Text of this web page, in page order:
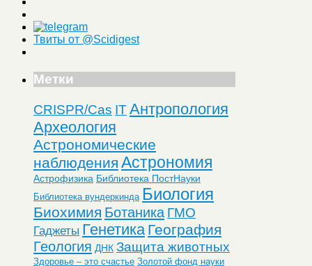
Твиты от @Scidigest
Метки
CRISPR/Cas ITАнтропология
Археология
Астрономические
наблюдения Астрономия
Астрофизика Библиотека ПостНауки
Библиотека вундеркинда Биология
Биохимия Ботаника ГМО
Гаджеты Генетика География
Геология ДНК Защита животных
Здоровье – это счастье Золотой фонд науки